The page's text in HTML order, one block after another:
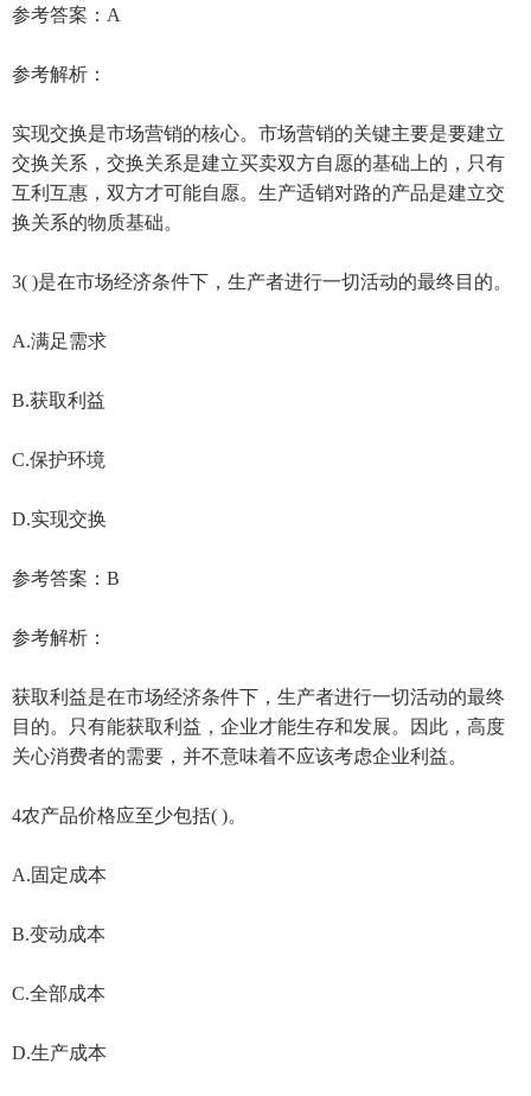
参考答案：A
参考解析：
实现交换是市场营销的核心。市场营销的关键主要是要建立
交换关系，交换关系是建立买卖双方自愿的基础上的，只有
互利互惠，双方才可能自愿。生产适销对路的产品是建立交
换关系的物质基础。
3( )是在市场经济条件下，生产者进行一切活动的最终目的。
A.满足需求
B.获取利益
C.保护环境
D.实现交换
参考答案：B
参考解析：
获取利益是在市场经济条件下，生产者进行一切活动的最终
目的。只有能获取利益，企业才能生存和发展。因此，高度
关心消费者的需要，并不意味着不应该考虑企业利益。
4农产品价格应至少包括( )。
A.固定成本
B.变动成本
C.全部成本
D.生产成本